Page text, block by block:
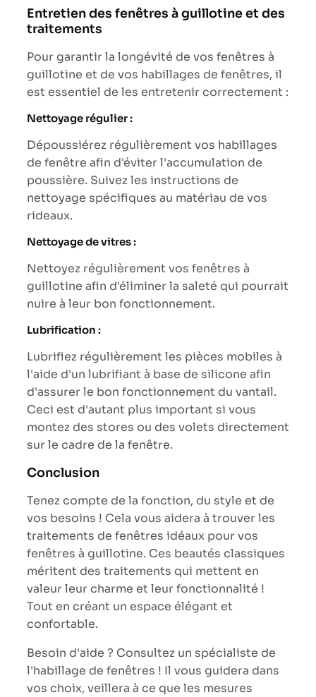
Entretien des fenêtres à guillotine et des
traitements
Pour garantir la longévité de vos fenêtres à
guillotine et de vos habillages de fenêtres, il
est essentiel de les entretenir correctement :
Nettoyage régulier :
Dépoussiérez régulièrement vos habillages
de fenêtre afin d'éviter l'accumulation de
poussière. Suivez les instructions de
nettoyage spécifiques au matériau de vos
rideaux.
Nettoyage de vitres :
Nettoyez régulièrement vos fenêtres à
guillotine afin d'éliminer la saleté qui pourrait
nuire à leur bon fonctionnement.
Lubrification :
Lubrifiez régulièrement les pièces mobiles à
l'aide d'un lubrifiant à base de silicone afin
d'assurer le bon fonctionnement du vantail.
Ceci est d'autant plus important si vous
montez des stores ou des volets directement
sur le cadre de la fenêtre.
Conclusion
Tenez compte de la fonction, du style et de
vos besoins ! Cela vous aidera à trouver les
traitements de fenêtres idéaux pour vos
fenêtres à guillotine. Ces beautés classiques
méritent des traitements qui mettent en
valeur leur charme et leur fonctionnalité !
Tout en créant un espace élégant et
confortable.
Besoin d'aide ? Consultez un spécialiste de
l'habillage de fenêtres ! Il vous guidera dans
vos choix, veillera à ce que les mesures